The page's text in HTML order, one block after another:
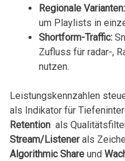
Regionale Varianten:
um Playlists‌ in
Shortform-Traffic:
Zufluss für radar-,
nutzen.
Leistungskennzahlen
⁢als Indikator für
Retention als
Stream/Listenerals
Algorithmic Share​und